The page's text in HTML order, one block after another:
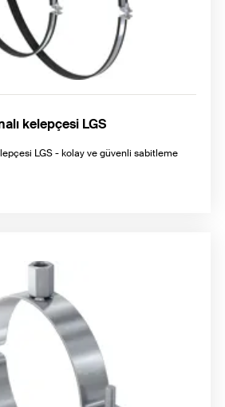
kelepçesi LGS
LGS - kolay ve güvenli sabitleme